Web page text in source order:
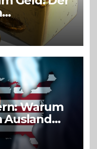
Warum
Ausland
Hebel